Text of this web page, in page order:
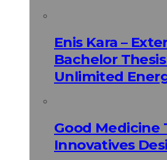
Enis Kara –
Bachelor
Unlimited
Good Medicine
Innovatives